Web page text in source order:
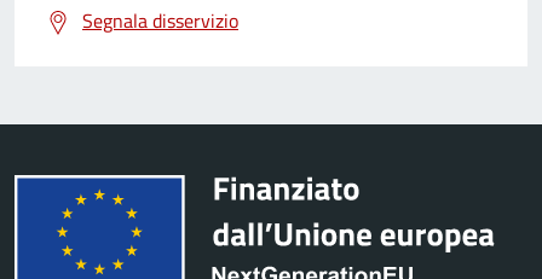
Segnala disservizio